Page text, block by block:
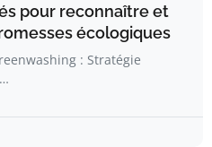
pour reconnaître et
écologiques
: Stratégie